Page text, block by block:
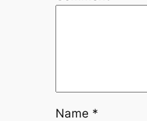
Name *